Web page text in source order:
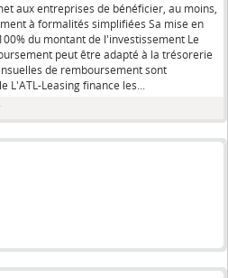
aux entreprises de bénéficier, au moins,
à formalités simplifiées Sa mise en
du montant de l'investissement Le
peut être adapté à la trésorerie
de remboursement sont
Leasing finance les...